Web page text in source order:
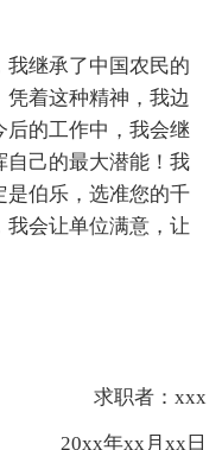
继承了中国农民的
着这种精神，我边
后的工作中，我会继
自己的最大潜能！我
是伯乐，选准您的千
我会让单位满意，让
求职者：xxx
20xx年xx月xx日